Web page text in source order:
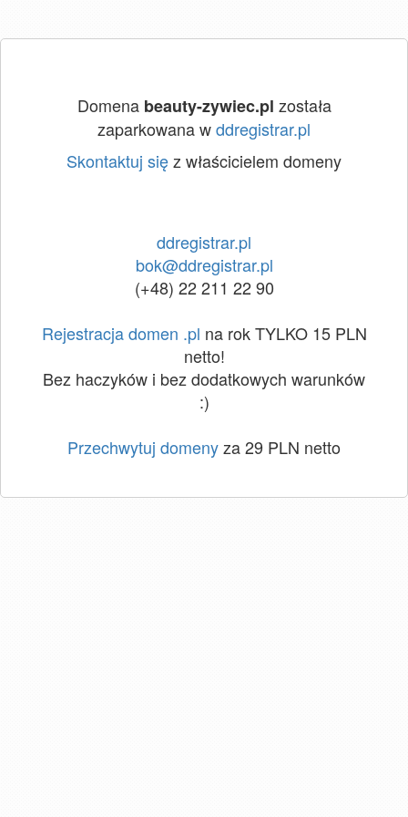
Domena beauty-zywiec.pl została
zaparkowana wddregistrar.pl
Skontaktuj sięz właścicielem domeny
ddregistrar.pl
bok@ddregistrar.pl
(+48) 22 211 22 90
Rejestracja domen .pl na rok TYLKO 15 PLN
netto!
Bez haczyków i bez dodatkowych warunków
:)
Przechwytuj domenyza 29 PLN netto